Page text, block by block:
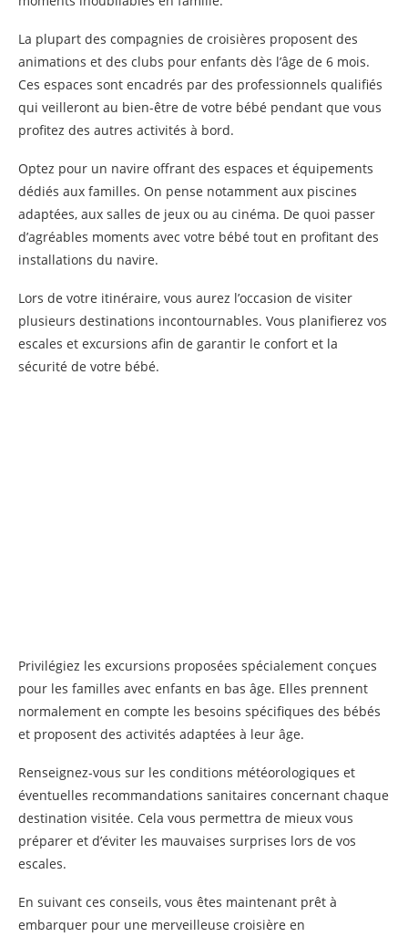
La plupart des compagnies de croisières proposent des
animations et des clubs pour enfants dès l’âge de 6 mois.
Ces espaces sont encadrés par des professionnels qualifiés
qui veilleront au bien-être de votre bébé pendant que vous
profitez des autres activités à bord.
Optez pour un navire offrant des espaces et équipements
dédiés aux familles. On pense notamment aux piscines
adaptées, aux salles de jeux ou au cinéma. De quoi passer
d’agréables moments avec votre bébé tout en profitant des
installations du navire.
Lors de votre itinéraire, vous aurez l’occasion de visiter
plusieurs destinations incontournables. Vous planifierez vos
escales et excursions afin de garantir le confort et la
sécurité de votre bébé.
Privilégiez les excursions proposées spécialement conçues
pour les familles avec enfants en bas âge. Elles prennent
normalement en compte les besoins spécifiques des bébés
et proposent des activités adaptées à leur âge.
Renseignez-vous sur les conditions météorologiques et
éventuelles recommandations sanitaires concernant chaque
destination visitée. Cela vous permettra de mieux vous
préparer et d’éviter les mauvaises surprises lors de vos
escales.
En suivant ces conseils, vous êtes maintenant prêt à
embarquer pour une merveilleuse croisière en